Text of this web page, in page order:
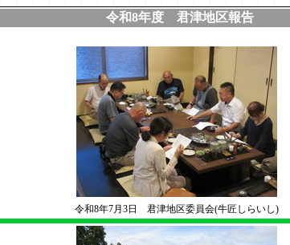
令和8年度 君津地区報告
令和8年7月3日 君津地区委員会(牛匠しらいし)